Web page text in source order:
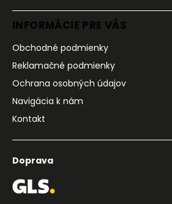
INFORMÁCIE PRE VÁS
Obchodné podmienky
Reklamačné podmienky
Ochrana osobných údajov
Navigácia k nám
Kontakt
Doprava